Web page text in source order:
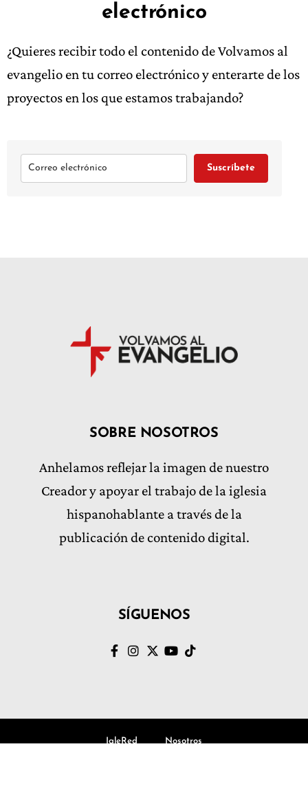
electrónico
¿Quieres recibir todo el contenido de Volvamos al
evangelio en tu correo electrónico y enterarte de los
proyectos en los que estamos trabajando?
Suscríbete
SOBRE NOSOTROS
Anhelamos reflejar la imagen de nuestro
Creador y apoyar el trabajo de la iglesia
hispanohablante a través de la
publicación de contenido digital.
SÍGUENOS
IgleRed Nosotros